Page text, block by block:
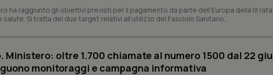
ha raggiunto gli obiettivi previsti per il pagamento da parte dell’Europa della IX rata
salute. Si tratta dei due target relativi all’utilizzo del Fasciolo Sanitario...
Ministero: oltre 1.700 chiamate al numero 1500 dal 22
monitoraggi e campagna informativa
VISITOR_PRIVACY_METADATA
YouTube
.youtube.com
5 mesi 4
settimane
Questo cookie viene utilizzato
scelte di consenso e privacy
interazione con il sito. Registra
impostazioni sulla privacy,
CookieScriptConsent
CookieScript
www.quotidianosanita.it
5 mesi 3
settimane
Questo cookie viene utilizzato
Script.com per ricordare le
sui cookie dei visitatori. È